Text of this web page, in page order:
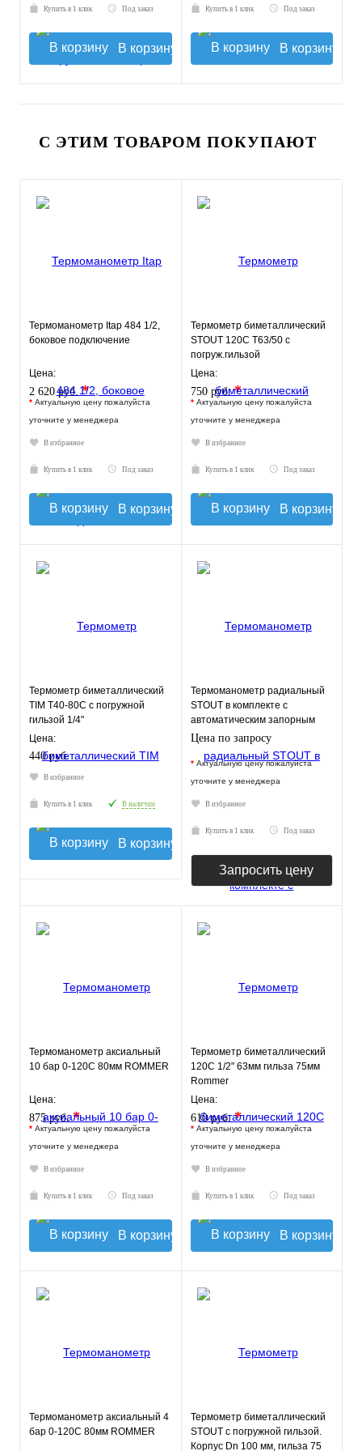
Купить в 1 клик Под заказ
В корзину
Купить в 1 клик Под заказ
В корзину
С ЭТИМ ТОВАРОМ ПОКУПАЮТ
Термоманометр Itap 484 1/2,
боковое подключение
Цена:
2 620 руб.*
* Актуальную цену пожалуйста
уточните у менеджера
В избранное
Купить в 1 клик Под заказ
В корзину
Термометр биметаллический
STOUT 120С Т63/50 с
погруж.гильзой
Цена:
750 руб.*
* Актуальную цену пожалуйста
уточните у менеджера
В избранное
Купить в 1 клик Под заказ
В корзину
Термометр биметаллический
TIM Т40-80С с погружной
гильзой 1/4"
Цена:
440 руб.
В избранное
Купить в 1 клик В наличии
В корзину
Термоманометр радиальный
STOUT в комплекте с
автоматическим запорным
клапаном. Корпус Dn 80
Цена по запросу
* Актуальную цену пожалуйста
уточните у менеджера
В избранное
Купить в 1 клик Под заказ
Запросить цену
Термоманометр аксиальный
10 бар 0-120С 80мм ROMMER
Цена:
875 руб.*
* Актуальную цену пожалуйста
уточните у менеджера
В избранное
Купить в 1 клик Под заказ
В корзину
Термометр биметаллический
120С 1/2" 63мм гильза 75мм
Rommer
Цена:
610 руб.*
* Актуальную цену пожалуйста
уточните у менеджера
В избранное
Купить в 1 клик Под заказ
В корзину
Термоманометр аксиальный 4
бар 0-120С 80мм ROMMER
Термометр биметаллический
STOUT с погружной гильзой.
Корпус Dn 100 мм, гильза 75